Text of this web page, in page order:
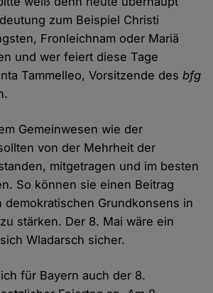
zum Beispiel Christi
Fronleichnam oder Mariä
und wer feiert diese Tage
Tammelleo, Vorsitzende desbfg
Gemeinwesen wie der
von der Mehrheit der
mitgetragen und im besten
So können sie einen Beitrag
demokratischen Grundkonsens in
stärken. Der 8. Mai wäre ein
Wladarsch sicher.
für Bayern auch der 8.